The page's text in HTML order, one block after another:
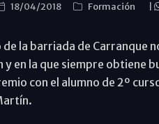
18/04/2018 Formación
de la barriada de Carranque
y en la que siempre obtiene
con el alumno de 2º